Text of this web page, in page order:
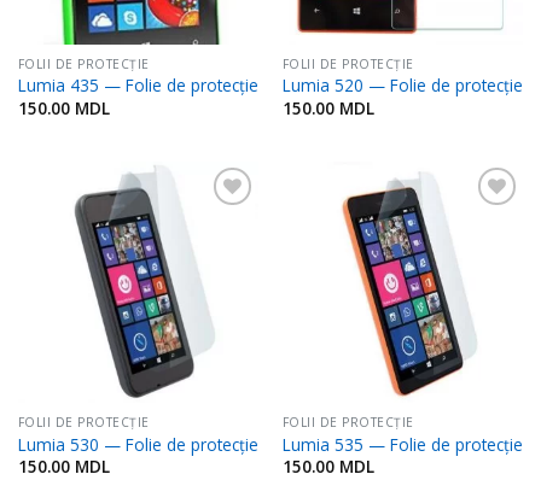
FOLII DE PROTECŢIE
Lumia 435 — Folie de protecție
150.00 MDL
FOLII DE PROTECŢIE
Lumia 520 — Folie de protecție
150.00 MDL
FOLII DE PROTECŢIE
Lumia 530 — Folie de protecție
150.00 MDL
FOLII DE PROTECŢIE
Lumia 535 — Folie de protecție
150.00 MDL